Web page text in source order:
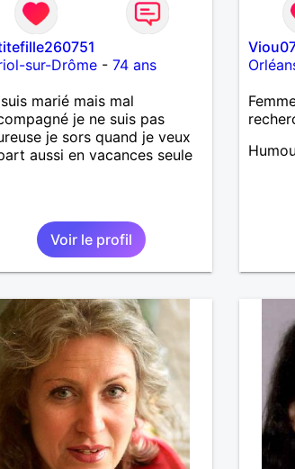
sur-Drôme- 74 ans
marié mais mal
je ne suis pas
je sors quand je veux
aussi en vacances seule
Voir le profil